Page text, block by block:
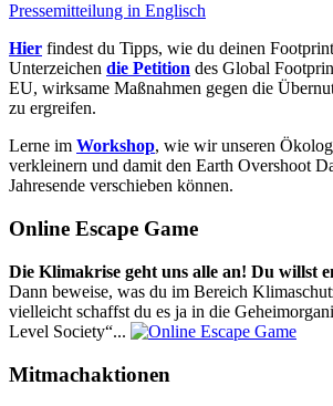
Pressemitteilung in Englisch
Hier findest du Tipps, wie du deinen
Unterzeichen die Petition des Global
EU, wirksame Maßnahmen gegen die
zu ergreifen.
Lerne im Workshop, wie wir unseren
verkleinern und damit den Earth Overshoot
Jahresende verschieben können.
Online Escape Game
Die Klimakrise geht uns alle an! Du willst
Dann beweise, was du im Bereich
vielleicht schaffst du es ja in die
Level Society“...
Mitmachaktionen